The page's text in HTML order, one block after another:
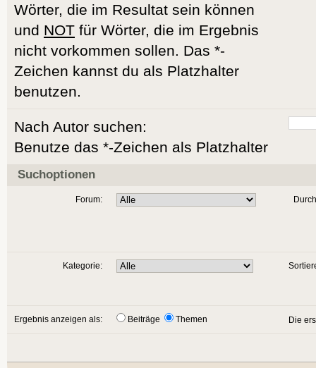
Wörter, die im Resultat sein können
und NOT für Wörter, die im Ergebnis
nicht vorkommen sollen. Das *-
Zeichen kannst du als Platzhalter
benutzen.
Nach Autor suchen:
Benutze das *-Zeichen als Platzhalter
Suchoptionen
Forum:
Kategorie:
Ergebnis anzeigen als: Beiträge Themen Die